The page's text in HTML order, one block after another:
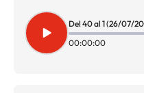
00:00:00